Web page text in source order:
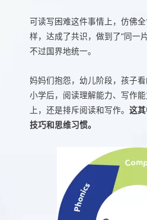
可读写困难这件事情上，仿佛
样，达成了共识，做到了“同一
不过国界地统一。
妈妈们抱怨，幼儿阶段，孩子
小学后，阅读理解能力、写作
上，还是排斥阅读和写作。 这
技巧和思维习惯。